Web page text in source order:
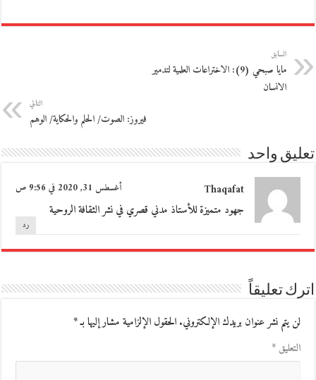
السابق
مايا صبحي (9): الاختراعات العلمية لتدمير
الانسان
التالي
فيروز: الصوت/ الحلم والحكاية/ الوهم
تعليق واحد
Thaqafat أغسطس 31, 2020 في 9:56 ص
جهود متميزة للأستاذ مدني قصري في نشر الثقافة الروحية
رد
اترك تعليقاً
لن يتم نشر عنوان بريدك الإلكتروني.الحقول الإلزامية مشار إليها بـ*
التعليق*